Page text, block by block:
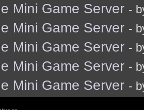
Mini Game Server -
Mini Game Server -
Mini Game Server -
Mini Game Server -
Mini Game Server -